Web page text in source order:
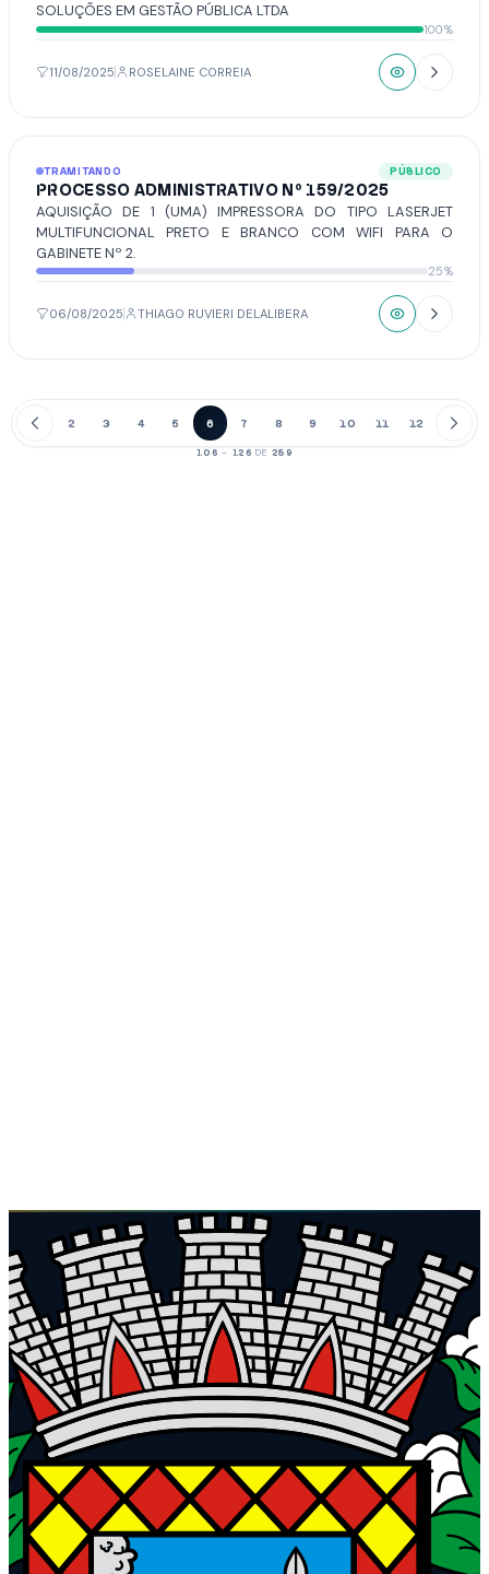
SOLUÇÕES EM GESTÃO PÚBLICA LTDA
100%
11/08/2025 ROSELAINE CORREIA
TRAMITANDO PÚBLICO
PROCESSO ADMINISTRATIVO Nº 159/2025
AQUISIÇÃO DE 1 (UMA) IMPRESSORA DO TIPO LASERJET
MULTIFUNCIONAL PRETO E BRANCO COM WIFI PARA O
GABINETE Nº 2.
25%
06/08/2025 THIAGO RUVIERI DELALIBERA
1 2 3 4 5 6 7 8 9 10 11 12 13
106 – 126 DE259